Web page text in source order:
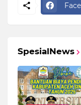
SpesialNews